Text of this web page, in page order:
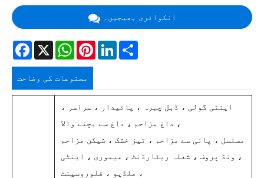
انکوائری بھیجیں۔
Facebook
X WhatsAppPinterestLinkedIn
مصنوعات کی وضاحت
اینٹی گولی ، ڈبل چہرہ ، پائیدار ، سراسر ،
داغ مزاحم ، داغ سے بچنے والا ،
مسلسل ، پانی سے مزاحم ، تیز خشک ، شیکن مزاحم
، ونڈ پروف ، شعلہ ریٹارڈنٹ ، میموری ، اینٹی
ملڈیو ، فلوروسینٹ ،